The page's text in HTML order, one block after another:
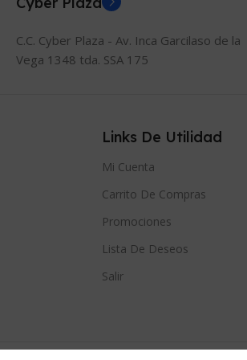
C.C. Cyber Plaza - Av. Inca Garcilaso de la
Vega 1348 tda. SSA 175
Links De Utilidad
Mi Cuenta
Carrito De Compras
Promociones
Lista De Deseos
Salir